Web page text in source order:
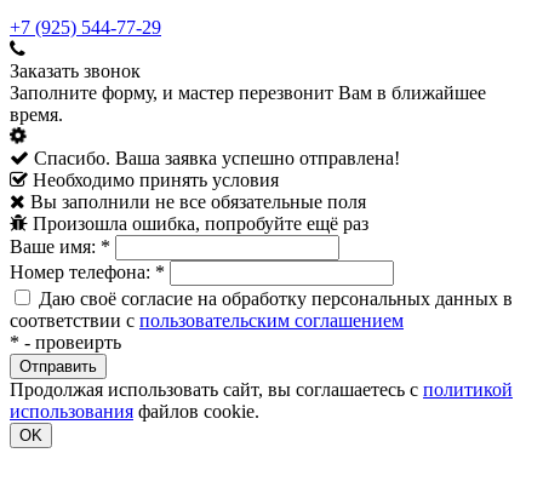
+7 (925) 544-77-29
Заказать звонок
Заполните форму, и мастер перезвонит Вам в ближайшее
время.
Спасибо. Ваша заявка успешно отправлена!
Необходимо принять условия
Вы заполнили не все обязательные поля
Произошла ошибка, попробуйте ещё раз
Ваше имя: *
Номер телефона: *
Даю своё согласие на обработку персональных данных в
соответствии с пользовательским соглашением
* - провеирть
Продолжая использовать сайт, вы соглашаетесь с политикой
использования файлов cookie.
OK